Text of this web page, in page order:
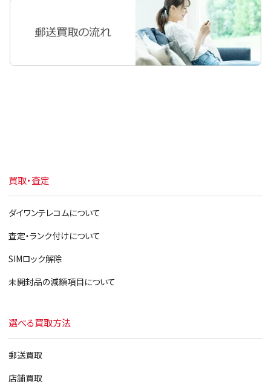
買取・査定
ダイワンテレコムについて
査定・ランク付けについて
SIMロック解除
未開封品の減額項目について
選べる買取方法
郵送買取
店舗買取